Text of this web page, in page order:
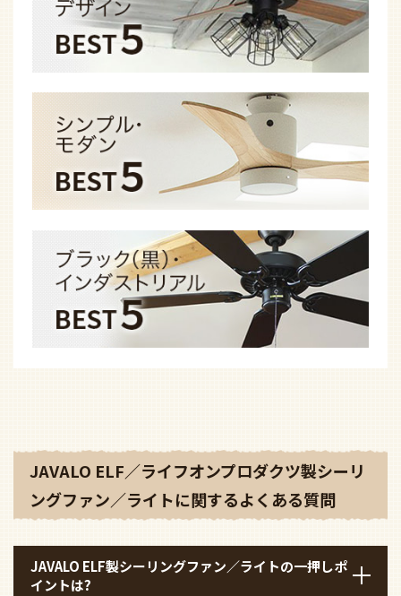
JAVALO ELF／ライフオンプロダクツ製シーリ
ングファン／ライトに関するよくある質問
JAVALO ELF製シーリングファン／ライトの一押しポ
イントは?